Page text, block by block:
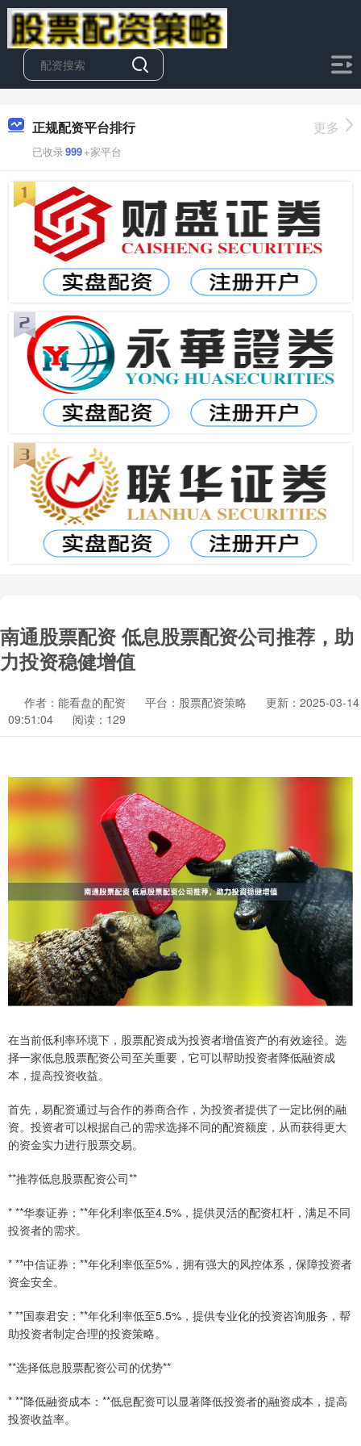
正规配资平台排行
已收录999+家平台
更多
南通股票配资 低息股票配资公司推荐，助
力投资稳健增值
作者：能看盘的配资 平台：股票配资策略
更新：2025-03-14
09:51:04
阅读：129
在当前低利率环境下，股票配资成为投资者增值资产的有效途径。选
择一家低息股票配资公司至关重要，它可以帮助投资者降低融资成
本，提高投资收益。
首先，易配资通过与合作的券商合作，为投资者提供了一定比例的融
资。投资者可以根据自己的需求选择不同的配资额度，从而获得更大
的资金实力进行股票交易。
**推荐低息股票配资公司**
* **华泰证券：**年化利率低至4.5%，提供灵活的配资杠杆，满足不同
投资者的需求。
* **中信证券：**年化利率低至5%，拥有强大的风控体系，保障投资者
资金安全。
* **国泰君安：**年化利率低至5.5%，提供专业化的投资咨询服务，帮
助投资者制定合理的投资策略。
**选择低息股票配资公司的优势**
* **降低融资成本：**低息配资可以显著降低投资者的融资成本，提高
投资收益率。